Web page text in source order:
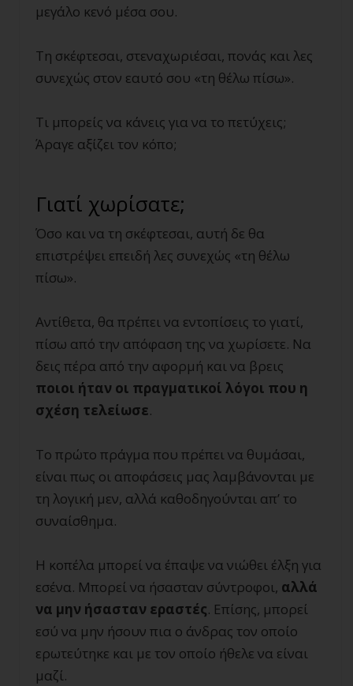
μεγάλο κενό μέσα σου.
Τη σκέφτεσαι, στεναχωριέσαι, πονάς και λες
συνεχώς στον εαυτό σου «τη θέλω πίσω».
Τι μπορείς να κάνεις για να το πετύχεις;
Άραγε αξίζει τον κόπο;
Γιατί χωρίσατε;
Όσο και να τη σκέφτεσαι, αυτή δε θα
επιστρέψει επειδή λες συνεχώς «τη θέλω
πίσω».
Αντίθετα, θα πρέπει να εντοπίσεις το γιατί,
πίσω από την απόφαση της να χωρίσετε. Να
δεις πέρα από την αφορμή και να βρεις
ποιοι ήταν οι πραγματικοί λόγοι που η
σχέση τελείωσε.
Το πρώτο πράγμα που πρέπει να θυμάσαι,
είναι πως οι αποφάσεις μας λαμβάνονται με
τη λογική μεν, αλλά καθοδηγούνται απ’ το
συναίσθημα.
Η κοπέλα μπορεί να έπαψε να νιώθει έλξη για
εσένα. Μπορεί να ήσασταν σύντροφοι, αλλά
να μην ήσασταν εραστές. Επίσης, μπορεί
εσύ να μην ήσουν πια ο άνδρας τον οποίο
ερωτεύτηκε και με τον οποίο ήθελε να είναι
μαζί.